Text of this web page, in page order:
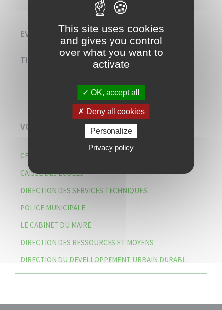
EVENEMENTS A VENIR
There are no events
VOS SERVICES MUNICIPAUX
CENTRE COMMUNAL D’ACTION SOCIALE (C.C.A.S)
CAISSE DES ÉCOLES
DIRECTION DES SERVICES TECHNIQUES
POLICE MUNICIPALE
LE CABINET DU MAIRE
DIRECTION DES RESSOURCES ET MOYENS
DIRECTION DU DEVELLOPPEMENT URBAIN DURABL
This site uses cookies
and gives you control
over what you want to
activate
OK, accept all
Deny all cookies
Personalize
Privacy policy